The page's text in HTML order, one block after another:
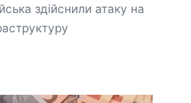
здійснили атаку на